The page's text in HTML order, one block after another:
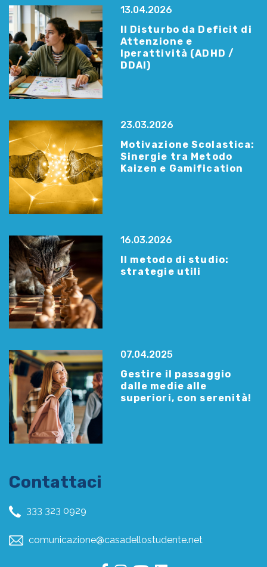
13.04.2026
Il Disturbo da Deficit di
Attenzione e
Iperattività (ADHD /
DDAI)
23.03.2026
Motivazione Scolastica:
Sinergie tra Metodo
Kaizen e Gamification
16.03.2026
Il metodo di studio:
strategie utili
07.04.2025
Gestire il passaggio
dalle medie alle
superiori, con serenità!
Contattaci
333 323 0929
comunicazione@casadellostudente.net